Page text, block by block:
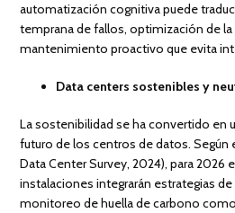
automatización cognitiva puede
temprana de fallos, optimización de la
mantenimiento proactivo que evita
Data centers sostenibles y
La sostenibilidad se ha convertido en
futuro de los centros de datos.
Data Center Survey, 2024), para 2026
instalaciones integrarán estrategias
monitoreo de huella de carbono